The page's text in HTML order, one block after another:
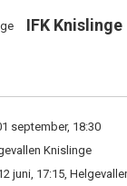
IFK Knislinge
september, 18:30
Knislinge
juni, 17:15,